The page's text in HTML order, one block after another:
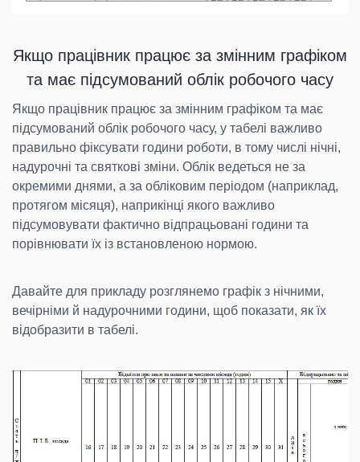
Якщо працівник працює за змінним графіком
та має підсумований облік робочого часу
Якщо працівник працює за змінним графіком та має
підсумований облік робочого часу, у табелі важливо
правильно фіксувати години роботи, в тому числі нічні,
надурочні та святкові зміни. Облік ведеться не за
окремими днями, а за обліковим періодом (наприклад,
протягом місяця), наприкінці якого важливо
підсумовувати фактично відпрацьовані години та
порівнювати їх із встановленою нормою.
Давайте для прикладу розглянемо графік з нічними,
вечірніми й надурочними години, щоб показати, як їх
відобразити в табелі.